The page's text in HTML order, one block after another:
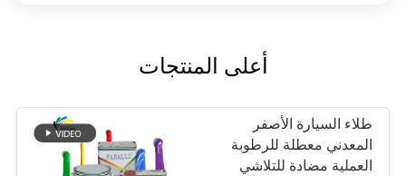
أعلى المنتجات
طلاء السيارة الأصفر
المعدني معطلة للرطوبة
العملية مضادة للتلاشي